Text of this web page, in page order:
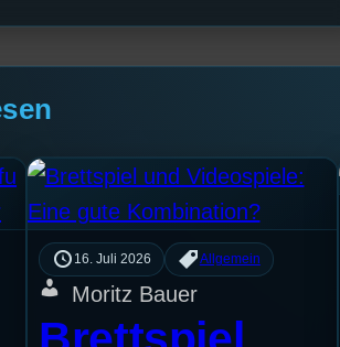
16. Juli 2026 Allgemein
Moritz Bauer